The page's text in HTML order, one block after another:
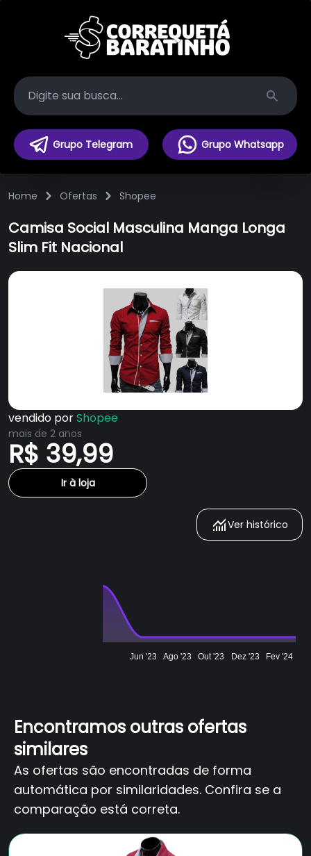
Search
Grupo Telegram Grupo Whatsapp
Home Ofertas Shopee
Camisa Social Masculina Manga Longa
Slim Fit Nacional
vendido porShopee
mais de 2 anos
R$ 39,99
Ir à loja
Ver histórico
Jun '23 Ago '23 Out '23 Dez '23 Fev '24
Encontramos outras ofertas
similares
As ofertas são encontradas de forma
automática por similaridades. Confira se a
comparação está correta.